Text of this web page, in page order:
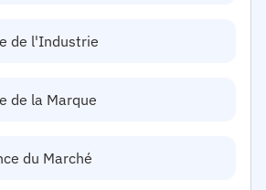
de l'Industrie
de la Marque
du Marché